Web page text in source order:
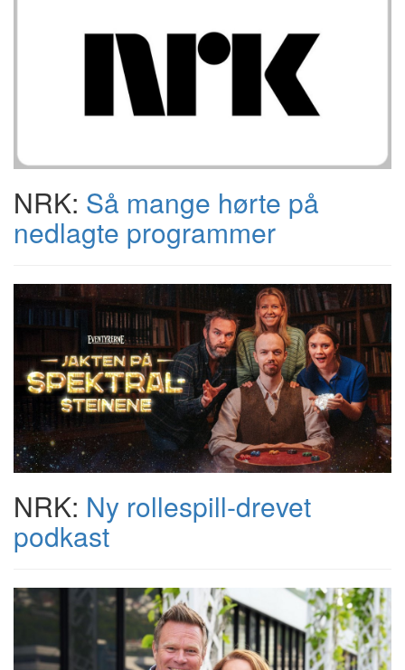
NRK: Så mange hørte på
nedlagte programmer
NRK: Ny rollespill-drevet
podkast